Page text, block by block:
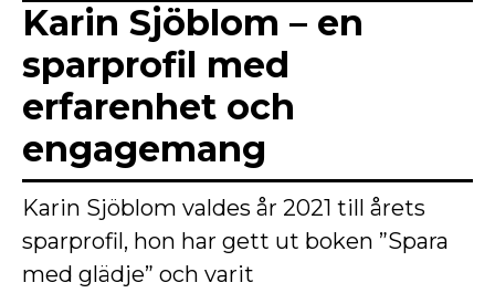
Karin Sjöblom – en
sparprofil med
erfarenhet och
engagemang
Karin Sjöblom valdes år 2021 till årets
sparprofil, hon har gett ut boken ”Spara
med glädje” och varit